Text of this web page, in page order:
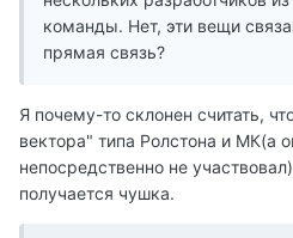
команды. Нет, эти вещи
прямая связь?
Я почему-то склонен считать,
вектора" типа Ролстона и МК(а
непосредственно не
получается чушка.